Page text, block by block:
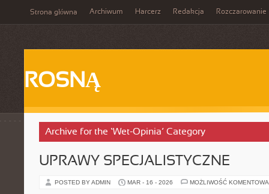
Strona główna Archiwum Harcerz Redakcja Rozczarowanie
ROSNĄ
Archive for the ‘Wet-Opinia’ Category
UPRAWY SPECJALISTYCZNE
POSTED BY ADMIN MAR - 16 - 2026 MOŻLIWOŚĆ